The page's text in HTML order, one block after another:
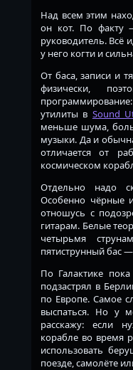
Над всем этим
он кот. По факту
руководитель. Всё
у него когти и
От баса, записи и
физически,
утилиты в Sound
меньше шума,
музыки. Да и
отличается от
космическом
Отдельно надо
Особенно чёрные
отношусь с
гитарам. Белые
четырьмя
пятиструнный бас
По Галактике
подзастрял в
по Европе. Самое
выспаться. Но у
расскажу: если
корабле во время
использовать
поезде, самолёте